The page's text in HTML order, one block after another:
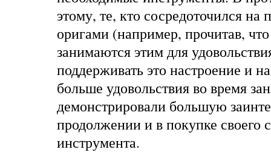
этому, те, кто сосредоточился на
оригами (например, прочитав,
занимаются этим для
поддерживать это настроение и
больше удовольствия во время
демонстрировали большую
продолжении и в покупке своего
инструмента.